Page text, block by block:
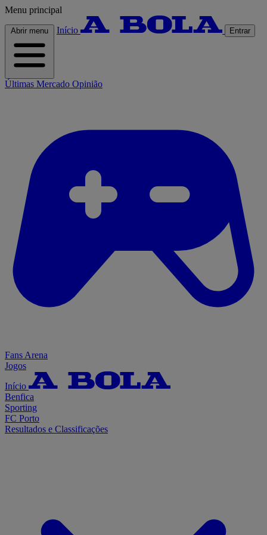
Menu principal
Abrir menu Início Entrar
Últimas Mercado Opinião
Fans Arena
Jogos
Início
Benfica
Sporting
FC Porto
Resultados e Classificações